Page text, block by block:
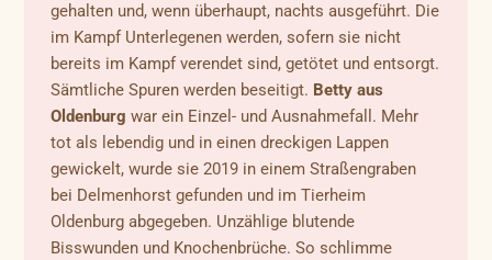
gehalten und, wenn überhaupt, nachts ausgeführt. Die
im Kampf Unterlegenen werden, sofern sie nicht
bereits im Kampf verendet sind, getötet und entsorgt.
Sämtliche Spuren werden beseitigt. Betty aus
Oldenburg war ein Einzel- und Ausnahmefall. Mehr
tot als lebendig und in einen dreckigen Lappen
gewickelt, wurde sie 2019 in einem Straßengraben
bei Delmenhorst gefunden und im Tierheim
Oldenburg abgegeben. Unzählige blutende
Bisswunden und Knochenbrüche. So schlimme